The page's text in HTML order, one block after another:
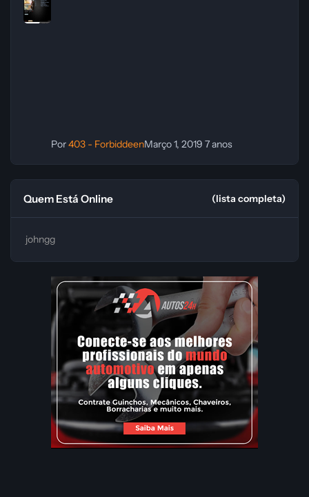
Por403 - ForbiddeenMarço 1, 20197 anos
Quem Está Online (lista completa)
johngg